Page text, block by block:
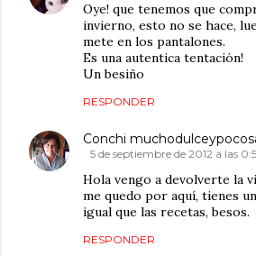
Oye! que tenemos que
invierno, esto no se hace,
mete en los pantalones.
Es una autentica tentación!
Un besiño
RESPONDER
Conchi
5 de septiembre de 2012 a las
Hola vengo a devolverte la
me quedo por aquí, tienes
igual que las recetas, besos.
RESPONDER